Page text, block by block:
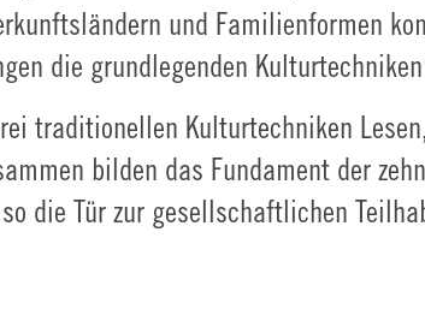
und Familienformen
die grundlegenden
traditionellen Kulturtechniken
bilden das Fundament der
die Tür zur gesellschaftlichen